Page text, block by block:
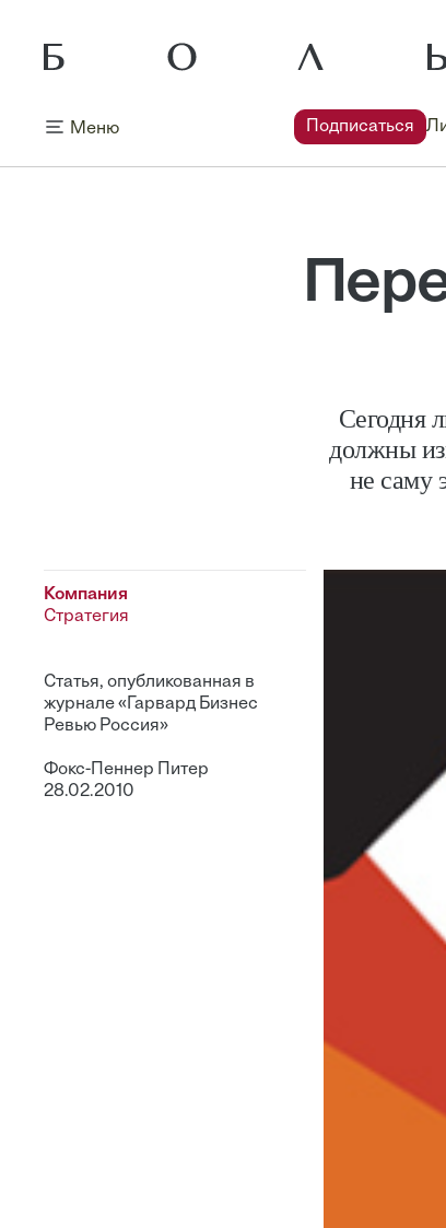
Меню Подписаться
Сегодня
должны
не саму
Компания
Стратегия
Статья, опубликованная в
журнале «Гарвард Бизнес
Ревью Россия»
Фокс-Пеннер Питер
28.02.2010